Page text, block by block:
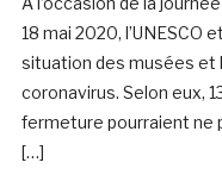
18 mai 2020, l’UNESCO
situation des musées et
coronavirus. Selon eux,
fermeture pourraient ne
[…]